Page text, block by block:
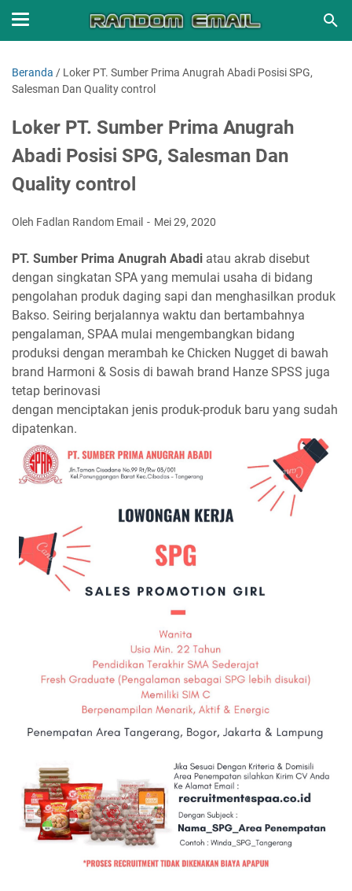
Beranda / Loker PT. Sumber Prima Anugrah Abadi Posisi SPG,
Salesman Dan Quality control
Loker PT. Sumber Prima Anugrah
Abadi Posisi SPG, Salesman Dan
Quality control
Oleh Fadlan Random Email Mei 29, 2020
PT. Sumber Prima Anugrah Abadi atau akrab disebut
dengan singkatan SPA yang memulai usaha di bidang
pengolahan produk daging sapi dan menghasilkan produk
Bakso. Seiring berjalannya waktu dan bertambahnya
pengalaman, SPAA mulai mengembangkan bidang
produksi dengan merambah ke Chicken Nugget di bawah
brand Harmoni & Sosis di bawah brand Hanze SPSS juga
tetap berinovasi
dengan menciptakan jenis produk-produk baru yang sudah
dipatenkan.